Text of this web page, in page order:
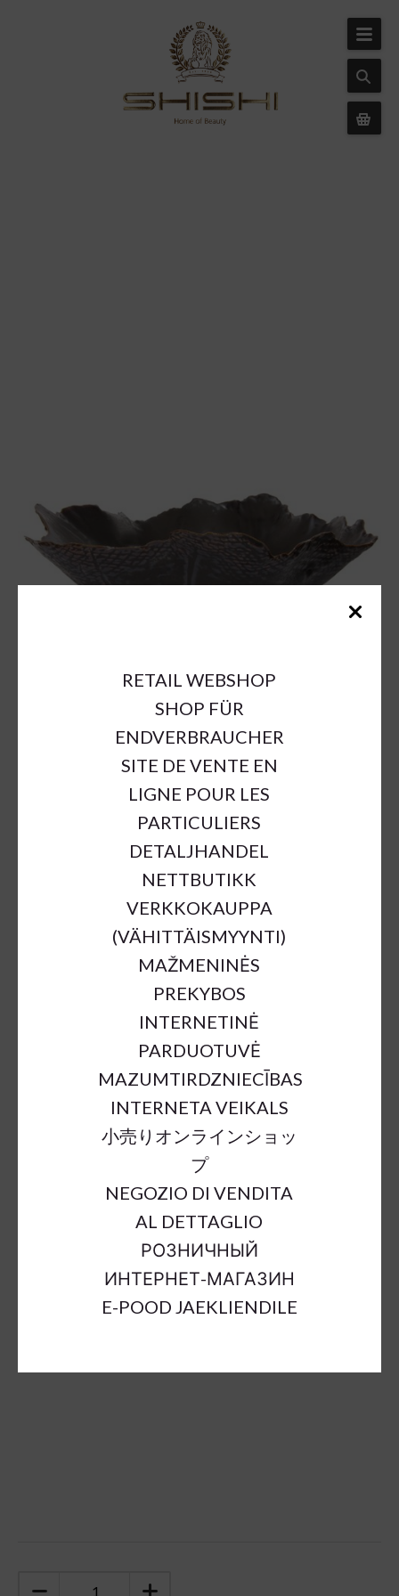
CERA ORGANIC BOWL DARK
BROWN D25;H9CM
b = base width h = height
57688
a25cm;b7cm;h9cm
a20cm;b6cm;h6cm
Sort Material:
ceramic decoration
RETAIL WEBSHOP
SHOP FÜR
ENDVERBRAUCHER
SITE DE VENTE EN
LIGNE POUR LES
PARTICULIERS
DETALJHANDEL
NETTBUTIKK
VERKKOKAUPPA
(VÄHITTÄISMYYNTI)
MAŽMENINĖS
PREKYBOS
INTERNETINĖ
PARDUOTUVĖ
MAZUMTIRDZNIECĪBAS
INTERNETA VEIKALS
小売りオンラインショッ
プ
NEGOZIO DI VENDITA
AL DETTAGLIO
РОЗНИЧНЫЙ
ИНТЕРНЕТ-МАГАЗИН
E-POOD JAEKLIENDILE